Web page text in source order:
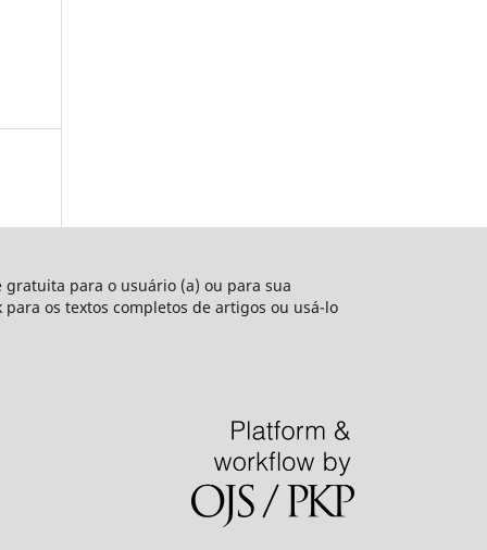
gratuita para o usuário (a) ou para sua
os textos completos de artigos ou usá-lo